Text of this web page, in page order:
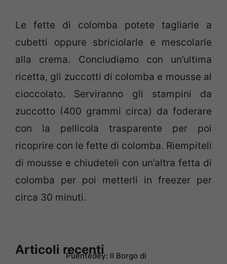
Le fette di colomba potete tagliarle a
cubetti oppure sbriciolarle e mescolarle
alla crema. Concludiamo con un’ultima
ricetta, gli zuccotti di colomba e mousse al
cioccolato. Serviranno gli stampini da
zuccotto (400 grammi circa) da foderare
con la pellicola trasparente per poi
ricoprire con le fette di colomba. Riempiteli
di mousse e chiudeteli con un’altra fetta di
colomba per poi metterli in freezer per
circa 30 minuti.
Articoli recentiPuentedey: Il Borgo di